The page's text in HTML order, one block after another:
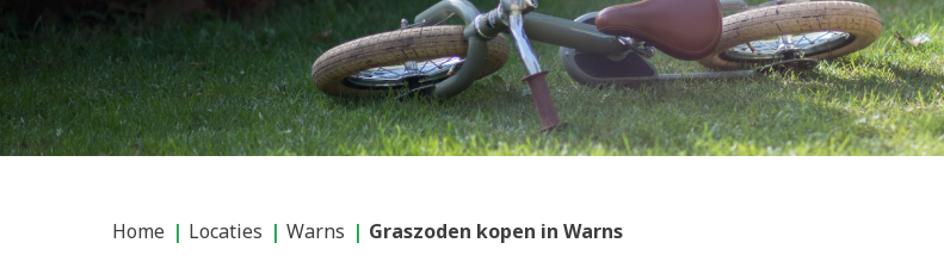
Home Locaties Warns Graszoden kopen in Warns